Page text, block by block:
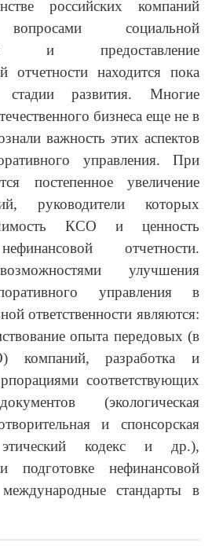
российских компаний
социальной
и предоставление
отчетности находится пока
развития. Многие
бизнеса еще не в
важность этих аспектов
управления. При
постепенное увеличение
руководители которых
КСО и ценность
отчетности.
улучшения
управления в
ответственности являются:
опыта передовых (в
компаний, разработка и
соответствующих
(экологическая
и спонсорская
этический кодекс и др.),
подготовке нефинансовой
стандарты в